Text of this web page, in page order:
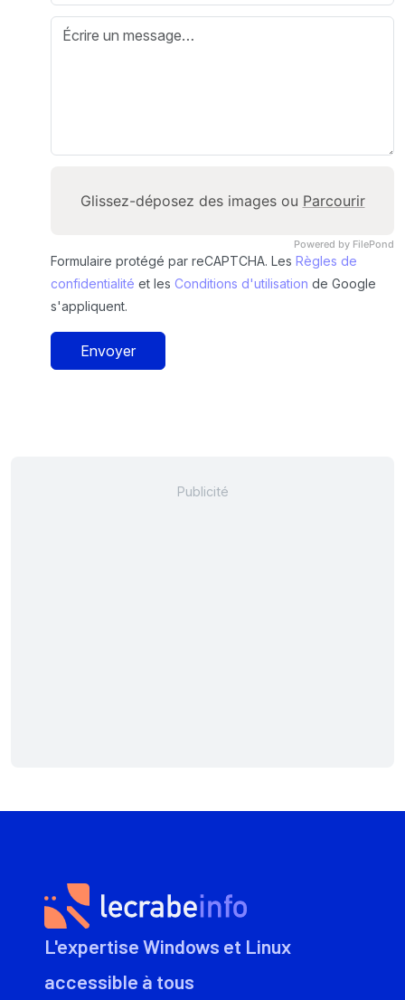
Powered by FilePond
Glissez-déposez des images ou Parcourir
Formulaire protégé par reCAPTCHA. Les Règles de
confidentialité et les Conditions d'utilisation de Google
s'appliquent.
Envoyer
L'expertise Windows et Linux
accessible à tous